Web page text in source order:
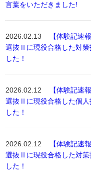
言葉をいただきました!
2026.02.13
【体験記速
選抜Ⅱに現役合格した対策
した！
2026.02.12
【体験記速
選抜Ⅱに現役合格した個人
した！
2026.02.12
【体験記速
選抜Ⅱに現役合格した対策
した！